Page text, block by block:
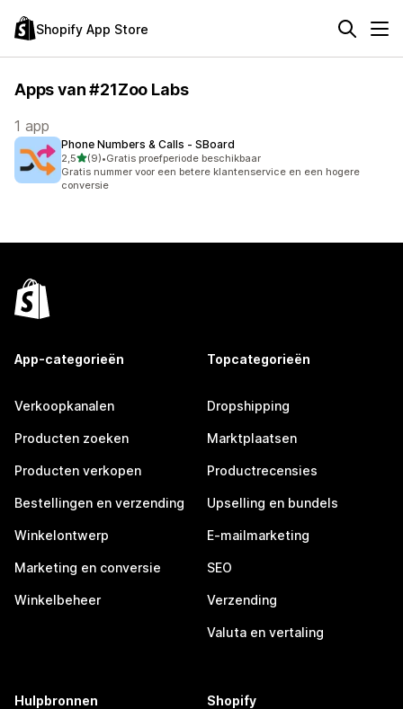
Shopify App Store
Apps van #21Zoo Labs
1 app
Phone Numbers & Calls ‑ SBoard
2,5van 5 sterren
(9)
9 recensies in totaal
•Gratis proefperiode beschikbaar
Gratis nummer voor een betere klantenservice en een hogere
conversie
App-categorieën
Verkoopkanalen
Producten zoeken
Producten verkopen
Bestellingen en verzending
Winkelontwerp
Marketing en conversie
Winkelbeheer
Topcategorieën
Dropshipping
Marktplaatsen
Productrecensies
Upselling en bundels
E-mailmarketing
SEO
Verzending
Valuta en vertaling
Hulpbronnen Shopify